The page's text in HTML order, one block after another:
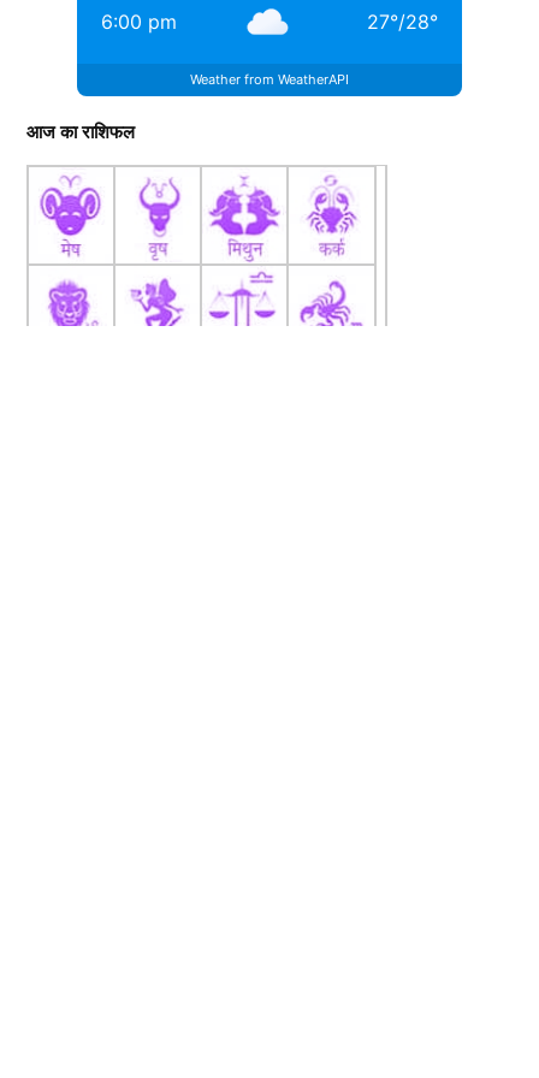
6:00 pm 27°/28°
Weather from WeatherAPI
आज का राशिफल